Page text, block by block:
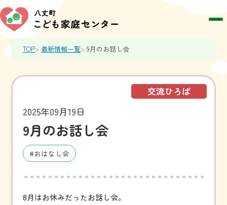
TOP 最新情報一覧 9月のお話し会
交流ひろば
2025年09月19日
9月のお話し会
#おはなし会
8月はお休みだったお話し会。